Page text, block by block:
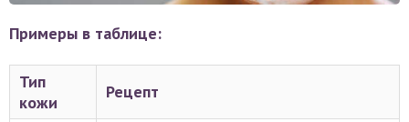
Примеры в таблице:
Тип
кожи
Рецепт